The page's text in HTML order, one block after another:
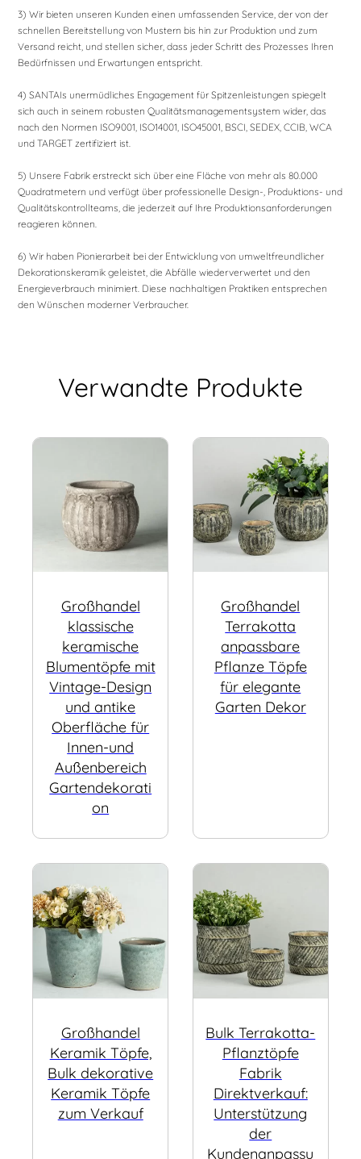
3) Wir bieten unseren Kunden einen umfassenden Service, der von der
schnellen Bereitstellung von Mustern bis hin zur Produktion und zum
Versand reicht, und stellen sicher, dass jeder Schritt des Prozesses Ihren
Bedürfnissen und Erwartungen entspricht.
4) SANTAIs unermüdliches Engagement für Spitzenleistungen spiegelt
sich auch in seinem robusten Qualitätsmanagementsystem wider, das
nach den Normen ISO9001, ISO14001, ISO45001, BSCI, SEDEX, CCIB, WCA
und TARGET zertifiziert ist.
5) Unsere Fabrik erstreckt sich über eine Fläche von mehr als 80.000
Quadratmetern und verfügt über professionelle Design-, Produktions- und
Qualitätskontrollteams, die jederzeit auf Ihre Produktionsanforderungen
reagieren können.
6) Wir haben Pionierarbeit bei der Entwicklung von umweltfreundlicher
Dekorationskeramik geleistet, die Abfälle wiederverwertet und den
Energieverbrauch minimiert. Diese nachhaltigen Praktiken entsprechen
den Wünschen moderner Verbraucher.
Verwandte Produkte
Großhandel
klassische
keramische
Blumentöpfe mit
Vintage-Design
und antike
Oberfläche für
Innen-und
Außenbereich
Gartendekorati
on
Großhandel
Terrakotta
anpassbare
Pflanze Töpfe
für elegante
Garten Dekor
Großhandel
Keramik Töpfe,
Bulk dekorative
Keramik Töpfe
zum Verkauf
Bulk Terrakotta-
Pflanztöpfe
Fabrik
Direktverkauf:
Unterstützung
der
Kundenanpassu